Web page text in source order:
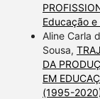
Educação
Aline Carla
Sousa,
DA
EM
(1995-